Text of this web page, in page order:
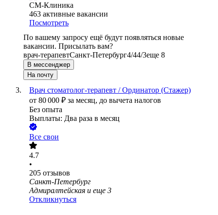
СМ-Клиника
463 активные вакансии
Посмотреть
По вашему запросу ещё будут появляться новые
вакансии. Присылать вам?
врач-терапевтСанкт-Петербург4/44/3еще 8
В мессенджер
На почту
Врач стоматолог-терапевт / Ординатор (Стажер)
от 80 000 ₽ за месяц, до вычета налогов
Без опыта
Выплаты: Два раза в месяц
Все свои
4.7
•
205 отзывов
Санкт-Петербург
Адмиралтейская и еще 3
Откликнуться